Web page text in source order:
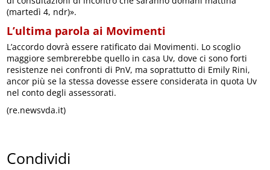
(martedì 4, ndr)».
L’ultima parola ai Movimenti
L’accordo dovrà essere ratificato dai Movimenti. Lo scoglio
maggiore sembrerebbe quello in casa Uv, dove ci sono forti
resistenze nei confronti di PnV, ma soprattutto di Emily Rini,
ancor più se la stessa dovesse essere considerata in quota Uv
nel conto degli assessorati.
(re.newsvda.it)
Condividi